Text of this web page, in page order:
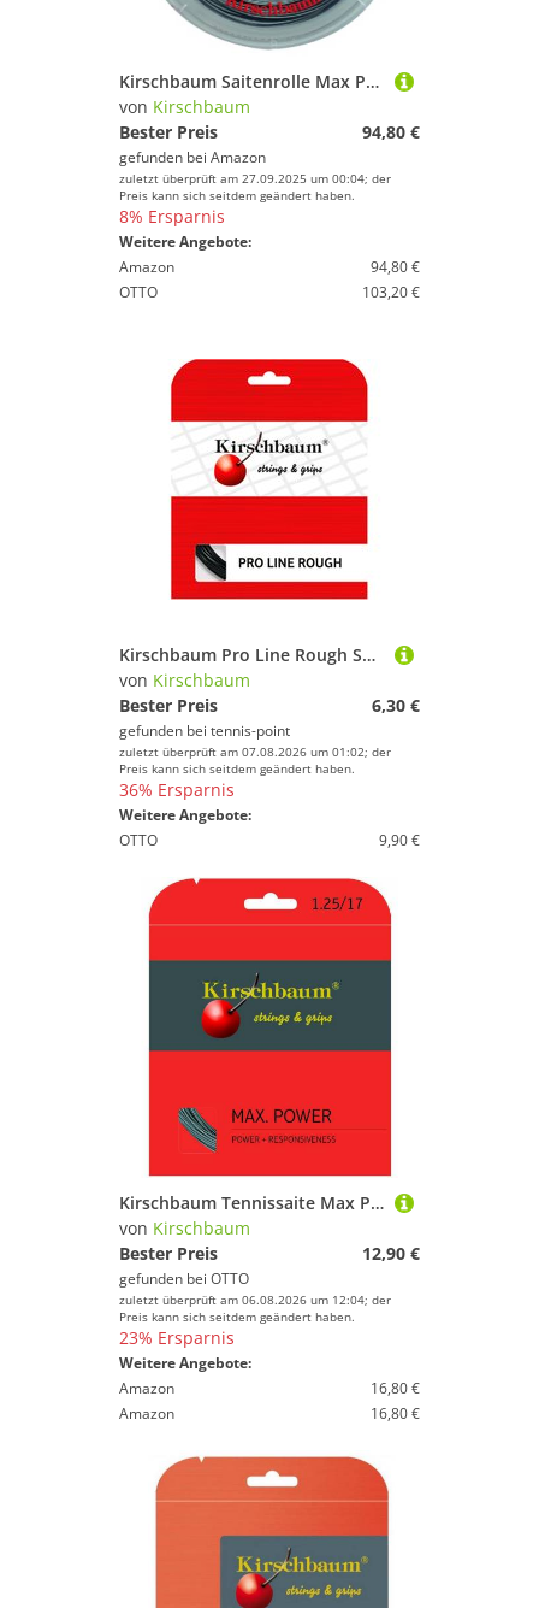
Kirschbaum Saitenrolle Max Power, Anthrazit, 200m, 0105260218100010
von Kirschbaum
Bester Preis
94,80 €
gefunden bei Amazon
zuletzt überprüft am 27.09.2025 um 00:04; der
Preis kann sich seitdem geändert haben.
8% Ersparnis
Weitere Angebote:
Amazon
94,80 €
OTTO
103,20 €
Kirschbaum Pro Line Rough Saitenset 12m - Schwarz
von Kirschbaum
Bester Preis
6,30 €
gefunden bei tennis-point
zuletzt überprüft am 07.08.2026 um 01:02; der
Preis kann sich seitdem geändert haben.
36% Ersparnis
Weitere Angebote:
OTTO
9,90 €
Kirschbaum Tennissaite Max Power (Haltbarkeit+Power) anthrazit 12m Set, Saitendicke: 1.25
von Kirschbaum
Bester Preis
12,90 €
gefunden bei OTTO
zuletzt überprüft am 06.08.2026 um 12:04; der
Preis kann sich seitdem geändert haben.
23% Ersparnis
Weitere Angebote:
Amazon
16,80 €
Amazon
16,80 €